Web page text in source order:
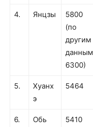
4. Янцзы
5800
(по
другим
данным
6300)
5.
Хуанх
э
5464
6.
Обь
5410